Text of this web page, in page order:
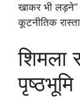
खाकर भी लड़ने”
कूटनीतिक
शिमला
पृष्ठभूमि